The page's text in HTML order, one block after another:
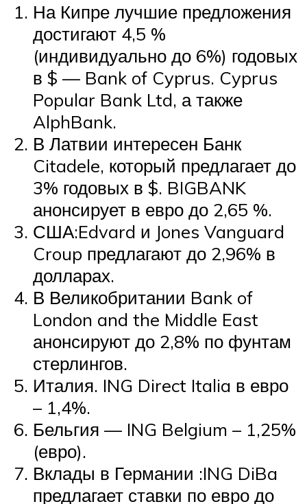
На Кипре лучшие предложения
достигают 4,5 %
(индивидуально до 6%) годовых
в $ — Bank of Cyprus. Cyprus
Popular Bank Ltd, а также
AlphBank.
В Латвии интересен Банк
Citadele, который предлагает до
3% годовых в $. BIGBANK
анонсирует в евро до 2,65 %.
США:Edvard и Jones Vanguard
Croup предлагают до 2,96% в
долларах.
В Великобритании Bank of
London and the Middle East
анонсируют до 2,8% по фунтам
стерлингов.
Италия. ING Direct Italia в евро
– 1,4%.
Бельгия — ING Belgium – 1,25%
(евро).
Вклады в Германии :ING DiBa
предлагает ставки по евро до